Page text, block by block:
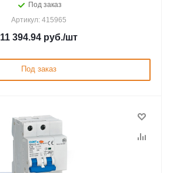
Под заказ
Артикул: 415965
11 394.94 руб./шт
Под заказ